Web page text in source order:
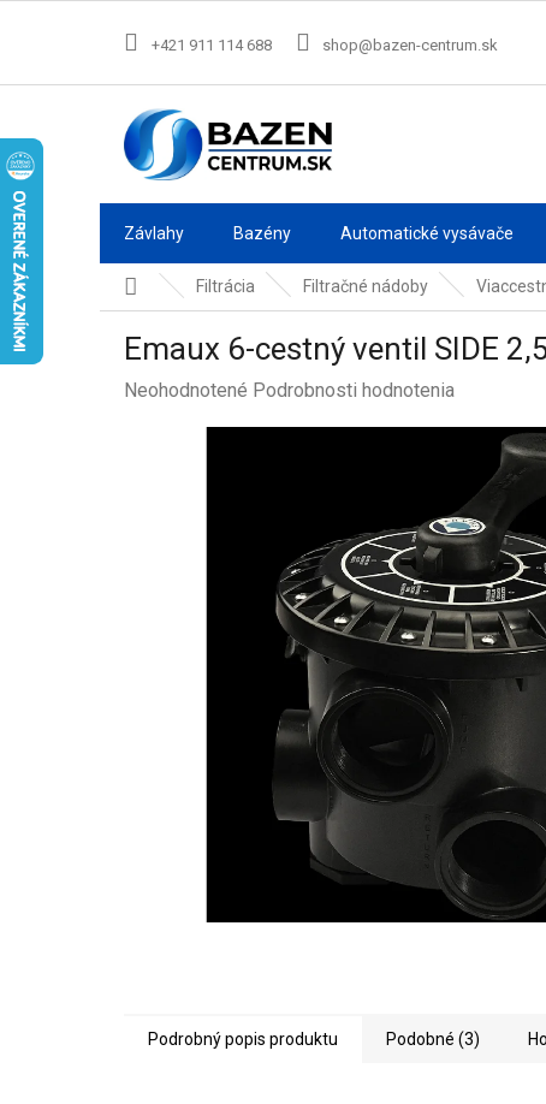
+421 911 114 688 shop@bazen-centrum.sk
Závlahy Bazény Automatické vysávače
DomovFiltrácia Filtračné nádoby
Emaux 6-cestný ventil SIDE
Priemerné
Neohodnotené Podrobnosti hodnotenia
Podrobný popis produktu Podobné (3)